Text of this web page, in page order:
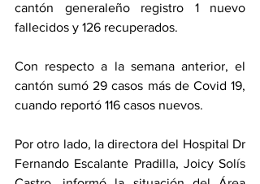
cantón generaleño registro 1 nuevo
fallecidos y 126 recuperados.
Con respecto a la semana anterior, el
cantón sumó 29 casos más de Covid 19,
cuando reportó 116 casos nuevos.
Por otro lado, la directora del Hospital Dr
Fernando Escalante Pradilla, Joicy Solís